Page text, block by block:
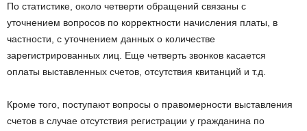
По статистике, около четверти обращений связаны с
уточнением вопросов по корректности начисления платы, в
частности, с уточнением данных о количестве
зарегистрированных лиц. Еще четверть звонков касается
оплаты выставленных счетов, отсутствия квитанций и т.д.
Кроме того, поступают вопросы о правомерности выставления
счетов в случае отсутствия регистрации у гражданина по